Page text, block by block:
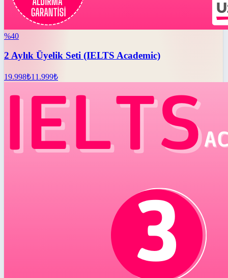
%40
2 Aylık Üyelik Seti (IELTS Academic)
19.998₺11.999₺